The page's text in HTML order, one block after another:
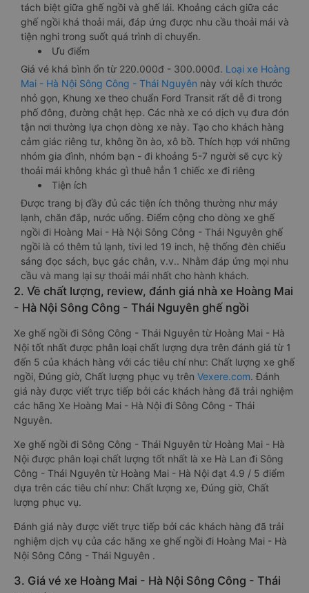
tách biệt giữa ghế ngồi và ghế lái. Khoảng cách giữa các
ghế ngồi khá thoải mái, đáp ứng được nhu cầu thoải mái và
tiện nghi trong suốt quá trình di chuyển.
Ưu điểm
Giá vé khá bình ổn từ 220.000đ - 300.000đ. Loại xe Hoàng
Mai - Hà Nội Sông Công - Thái Nguyên này với kích thước
nhỏ gọn, Khung xe theo chuẩn Ford Transit rất dễ đi trong
phố đông, đường chật hẹp. Các nhà xe có dịch vụ đưa đón
tận nơi thường lựa chọn dòng xe này. Tạo cho khách hàng
cảm giác riêng tư, không ồn ào, xô bồ. Thích hợp với những
nhóm gia đình, nhóm bạn - đi khoảng 5-7 người sẽ cực kỳ
thoải mái không khác gì thuê hẳn 1 chiếc xe đi riêng
Tiện ích
Được trang bị đầy đủ các tiện ích thông thường như máy
lạnh, chăn đắp, nước uống. Điểm cộng cho dòng xe ghế
ngồi đi Hoàng Mai - Hà Nội Sông Công - Thái Nguyên ghế
ngồi là có thêm tủ lạnh, tivi led 19 inch, hệ thống đèn chiếu
sáng đọc sách, bục gác chân, v.v.. Nhằm đáp ứng mọi nhu
cầu và mang lại sự thoải mái nhất cho hành khách.
2. Về chất lượng, review, đánh giá nhà xe Hoàng Mai
- Hà Nội Sông Công - Thái Nguyên ghế ngồi
Xe ghế ngồi đi Sông Công - Thái Nguyên từ Hoàng Mai - Hà
Nội tốt nhất được phân loại chất lượng dựa trên đánh giá từ 1
đến 5 của khách hàng với các tiêu chí như: Chất lượng xe ghế
ngồi, Đúng giờ, Chất lượng phục vụ trên Vexere.com. Đánh
giá này được viết trực tiếp bởi các khách hàng đã trải nghiệm
các hãng Xe Hoàng Mai - Hà Nội đi Sông Công - Thái
Nguyên.
Xe ghế ngồi đi Sông Công - Thái Nguyên từ Hoàng Mai - Hà
Nội được phân loại chất lượng tốt nhất là xe Hà Lan đi Sông
Công - Thái Nguyên từ Hoàng Mai - Hà Nội đạt 4.9 / 5 điểm
dựa trên các tiêu chí như: Chất lượng xe, Đúng giờ, Chất
lượng phục vụ.
Đánh giá này được viết trực tiếp bởi các khách hàng đã trải
nghiệm dịch vụ của các hãng xe ghế ngồi đi Hoàng Mai - Hà
Nội Sông Công - Thái Nguyên .
3. Giá vé xe Hoàng Mai - Hà Nội Sông Công - Thái